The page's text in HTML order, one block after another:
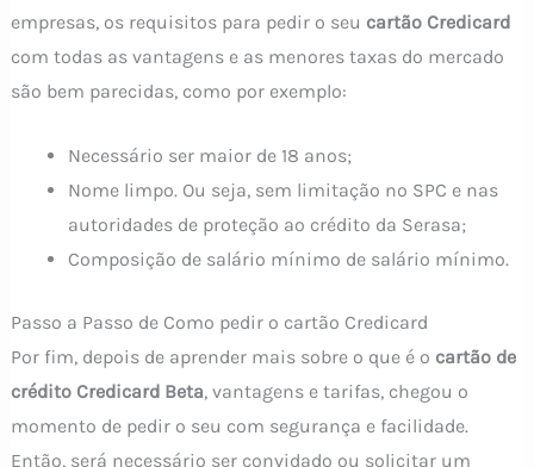
empresas, os requisitos para pedir o seu cartão Credicard
com todas as vantagens e as menores taxas do mercado
são bem parecidas, como por exemplo:
Necessário ser maior de 18 anos;
Nome limpo. Ou seja, sem limitação no SPC e nas
autoridades de proteção ao crédito da Serasa;
Composição de salário mínimo de salário mínimo.
Passo a Passo de Como pedir o cartão Credicard
Por fim, depois de aprender mais sobre o que é o cartão de
crédito Credicard Beta, vantagens e tarifas, chegou o
momento de pedir o seu com segurança e facilidade.
Então, será necessário ser convidado ou solicitar um